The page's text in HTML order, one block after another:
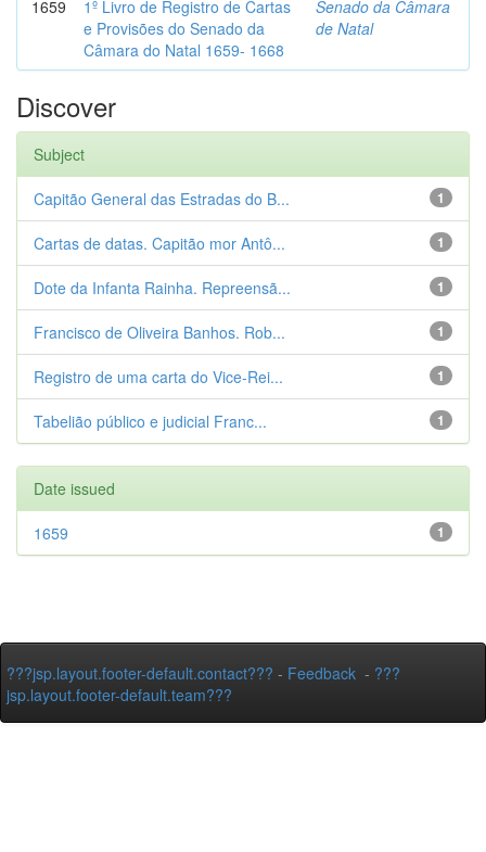
1659
1º Livro de Registro de Cartas
e Provisões do Senado da
Câmara do Natal 1659- 1668
Senado da Câmara
de Natal
Discover
Subject
1
Capitão General das Estradas do B...
1
Cartas de datas. Capitão mor Antô...
1
Dote da Infanta Rainha. Repreensã...
1
Francisco de Oliveira Banhos. Rob...
1
Registro de uma carta do Vice-Rei...
1
Tabelião público e judicial Franc...
Date issued
1
1659
???jsp.layout.footer-default.contact??? - Feedback - ???
jsp.layout.footer-default.team???